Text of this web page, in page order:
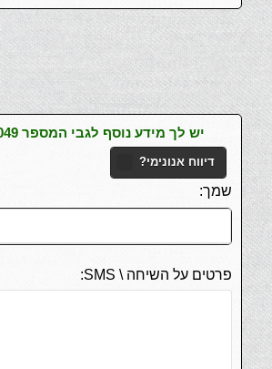
יש לך מידע נוסף לגבי המספר 052-3700049?
דיווח אנונימי?
שמך:
פרטים על השיחה \ SMS: